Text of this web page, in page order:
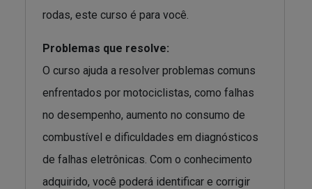
rodas, este curso é para você.
Problemas que resolve:
O curso ajuda a resolver problemas comuns
enfrentados por motociclistas, como falhas
no desempenho, aumento no consumo de
combustível e dificuldades em diagnósticos
de falhas eletrônicas. Com o conhecimento
adquirido, você poderá identificar e corrigir